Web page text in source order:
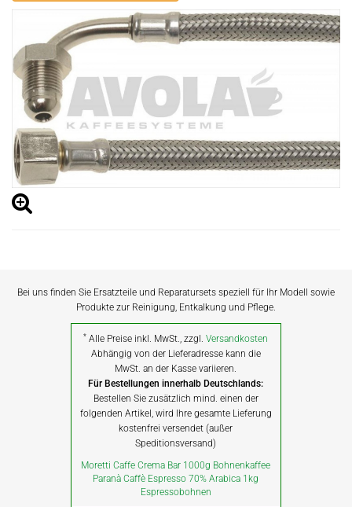
Bei uns finden Sie Ersatzteile und Reparatursets speziell für Ihr Modell sowie
Produkte zur Reinigung, Entkalkung und Pflege.
* Alle Preise inkl. MwSt., zzgl.Versandkosten
Abhängig von der Lieferadresse kann die
MwSt. an der Kasse variieren.
Für Bestellungen innerhalb Deutschlands:
Bestellen Sie zusätzlich mind. einen der
folgenden Artikel, wird Ihre gesamte Lieferung
kostenfrei versendet (außer
Speditionsversand)
Moretti Caffe Crema Bar 1000g Bohnenkaffee
Paranà Caffè Espresso 70% Arabica 1kg
Espressobohnen